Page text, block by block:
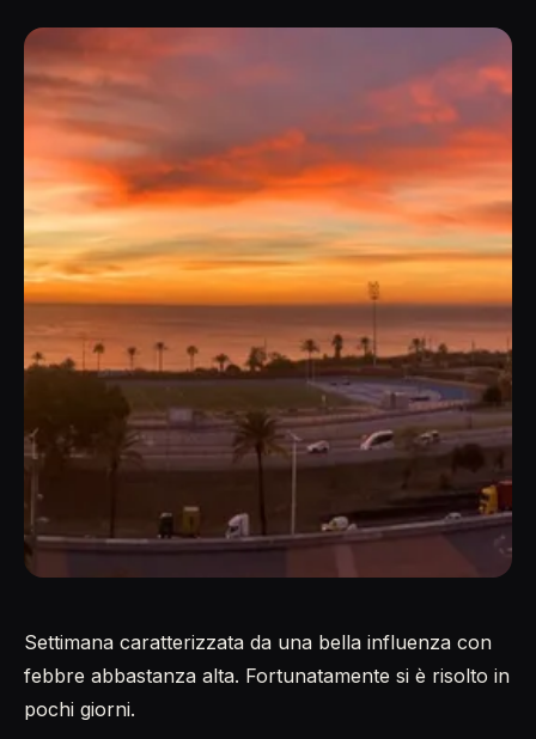
Settimana caratterizzata da una bella influenza con
febbre abbastanza alta. Fortunatamente si è risolto in
pochi giorni.